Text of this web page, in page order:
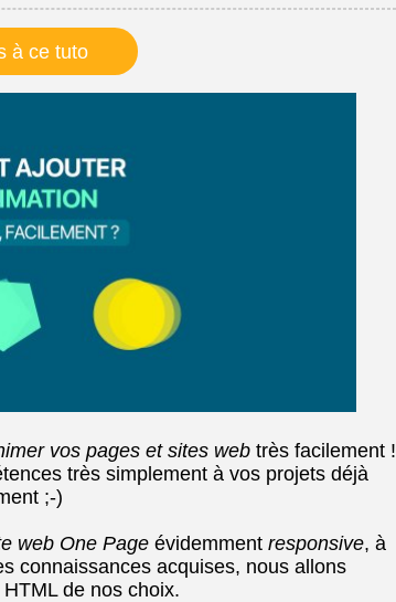
à ce tuto
vos pages et sites webtrès facilement !
très simplement à vos projets déjà
;-)
web One Pageévidemment responsive, à
connaissances acquises, nous allons
de nos choix.